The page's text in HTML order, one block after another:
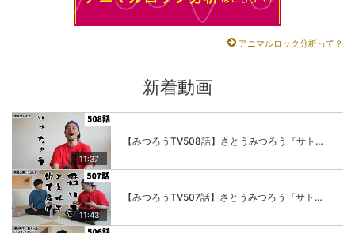
アニマルロック分析って？
新着動画
11:37
【みつろうTV508話】さとうみつろう『サトレル男塾』編④「“毎日”が変わります。楽しく」
11:43
【みつろうTV507話】さとうみつろう『サトレル男塾』編③「快楽は“自分のカラダの内側”にしかない」